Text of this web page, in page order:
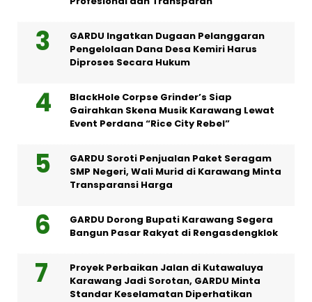
GARDU Ingatkan Dugaan Pelanggaran
Pengelolaan Dana Desa Kemiri Harus
Diproses Secara Hukum
BlackHole Corpse Grinder’s Siap
Gairahkan Skena Musik Karawang Lewat
Event Perdana “Rice City Rebel”
GARDU Soroti Penjualan Paket Seragam
SMP Negeri, Wali Murid di Karawang Minta
Transparansi Harga
GARDU Dorong Bupati Karawang Segera
Bangun Pasar Rakyat di Rengasdengklok
Proyek Perbaikan Jalan di Kutawaluya
Karawang Jadi Sorotan, GARDU Minta
Standar Keselamatan Diperhatikan